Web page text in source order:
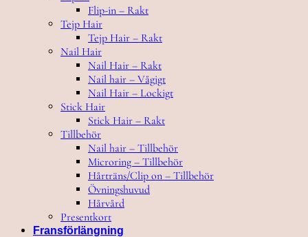
Flip-in – Rakt
Tejp Hair
Tejp Hair – Rakt
Nail Hair
Nail Hair – Rakt
Nail hair – Vågigt
Nail Hair – Lockigt
Stick Hair
Stick Hair – Rakt
Tillbehör
Nail hair – Tillbehör
Microring – Tillbehör
Hårträns/Clip on – Tillbehör
Övningshuvud
Hårvård
Presentkort
Fransförlängning